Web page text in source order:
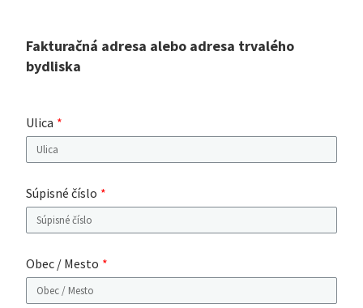
Fakturačná adresa alebo adresa trvalého
bydliska
Ulica
Súpisné číslo
Obec / Mesto